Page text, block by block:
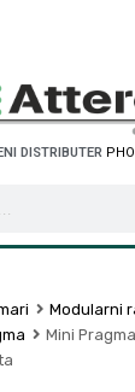
DISTRIBUTER PHO
Modularni
Mini